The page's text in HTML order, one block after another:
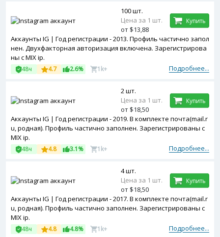
Аккаунты IG | Год регистрации - 2013. Профиль частично запол
нен. Двухфакторная авторизация включена. Зарегистрирова
ны с MIX ip.
Подробнее...
48ч 4.7 2.6% 1k+
100 шт.
Цена за 1 шт.
от $13,88
Купить
Аккаунты IG | Год регистрации - 2019. В комплекте почта(mail.r
u, родная). Профиль частично заполнен. Зарегистрированы с
MIX ip.
Подробнее...
48ч 4.8 3.1% 1k+
2 шт.
Цена за 1 шт.
от $18,50
Купить
Аккаунты IG | Год регистрации - 2017. В комплекте почта(mail.r
u, родная). Профиль частично заполнен. Зарегистрированы с
MIX ip.
Подробнее...
48ч 4.8 4.8% 1k+
4 шт.
Цена за 1 шт.
от $18,50
Купить